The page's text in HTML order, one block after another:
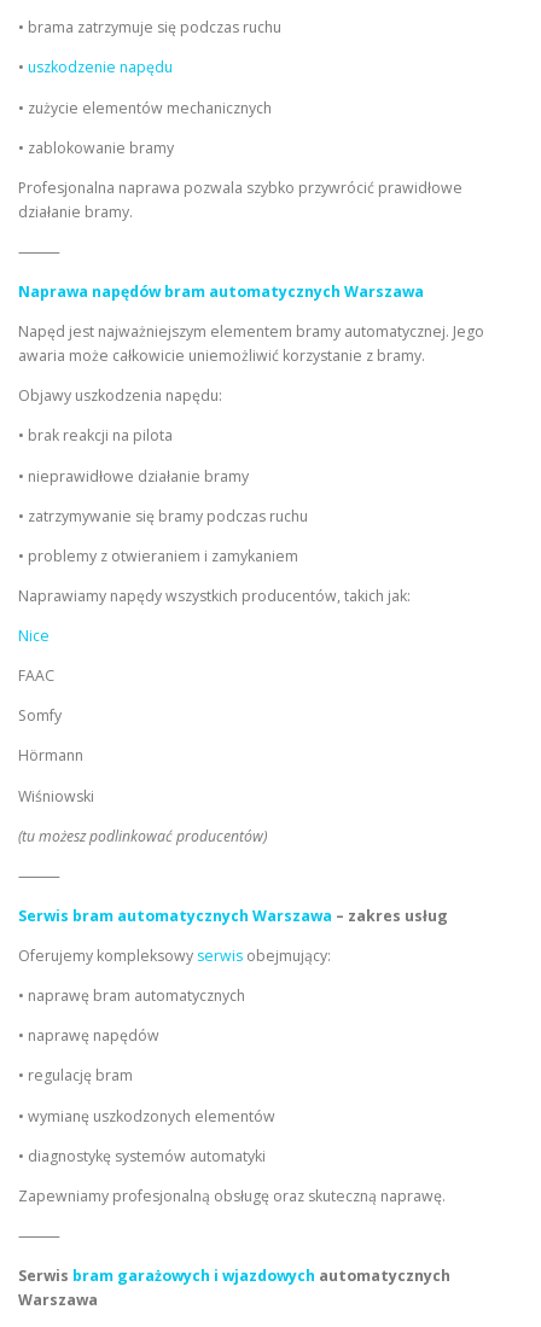
• brama zatrzymuje się podczas ruchu
• uszkodzenie napędu
• zużycie elementów mechanicznych
• zablokowanie bramy
Profesjonalna naprawa pozwala szybko przywrócić prawidłowe
działanie bramy.
⸻
Naprawa napędów bram automatycznych Warszawa
Napęd jest najważniejszym elementem bramy automatycznej. Jego
awaria może całkowicie uniemożliwić korzystanie z bramy.
Objawy uszkodzenia napędu:
• brak reakcji na pilota
• nieprawidłowe działanie bramy
• zatrzymywanie się bramy podczas ruchu
• problemy z otwieraniem i zamykaniem
Naprawiamy napędy wszystkich producentów, takich jak:
Nice
FAAC
Somfy
Hörmann
Wiśniowski
(tu możesz podlinkować producentów)
⸻
Serwis bram automatycznych Warszawa – zakres usług
Oferujemy kompleksowy serwis obejmujący:
• naprawę bram automatycznych
• naprawę napędów
• regulację bram
• wymianę uszkodzonych elementów
• diagnostykę systemów automatyki
Zapewniamy profesjonalną obsługę oraz skuteczną naprawę.
⸻
Serwis bram garażowych i wjazdowych automatycznych
Warszawa